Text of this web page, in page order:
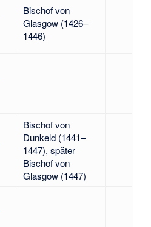
Bischof von
Glasgow (1426–
1446)
Bischof von
Dunkeld (1441–
1447), später
Bischof von
Glasgow (1447)